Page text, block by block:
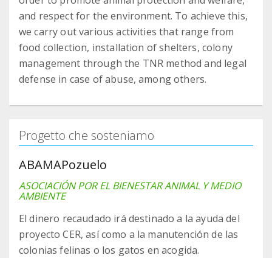
and respect for the environment. To achieve this,
we carry out various activities that range from
food collection, installation of shelters, colony
management through the TNR method and legal
defense in case of abuse, among others.
Progetto che sosteniamo
ABAMAPozuelo
ASOCIACIÓN POR EL BIENESTAR ANIMAL Y MEDIO
AMBIENTE
El dinero recaudado irá destinado a la ayuda del
proyecto CER, así como a la manutención de las
colonias felinas o los gatos en acogida.